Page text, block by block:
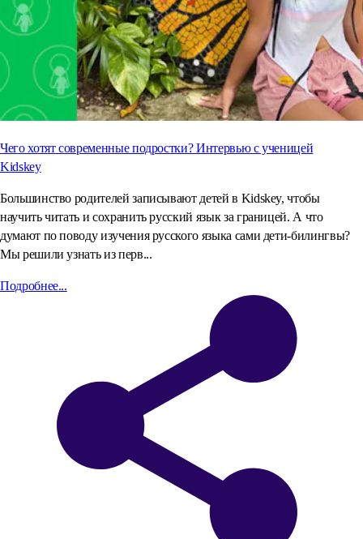
Чего хотят современные подростки? Интервью с ученицей
Kidskey
Большинство родителей записывают детей в Kidskey, чтобы
научить читать и сохранить русский язык за границей. А что
думают по поводу изучения русского языка сами дети-билингвы?
Мы решили узнать из перв...
Подробнее...